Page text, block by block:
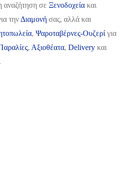
αναζήτηση σε Ξενοδοχεία και
την Διαμονή σας, αλλά και
, Ψαροταβέρνες-Ουζερί για
, Αξιοθέατα, Delivery και